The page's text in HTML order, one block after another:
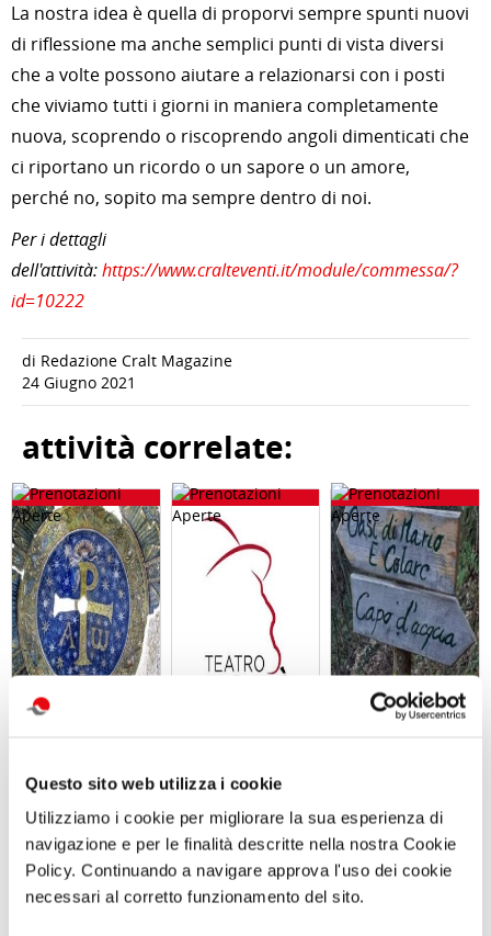
Questo sito web utilizza i cookie
Utilizziamo i cookie per migliorare la sua esperienza di
navigazione e per le finalità descritte nella nostra Cookie
Policy. Continuando a navigare approva l'uso dei cookie
necessari al corretto funzionamento del sito.
La nostra idea è quella di proporvi sempre spunti nuovi
di riflessione ma anche semplici punti di vista diversi
che a volte possono aiutare a relazionarsi con i posti
che viviamo tutti i giorni in maniera completamente
nuova, scoprendo o riscoprendo angoli dimenticati che
ci riportano un ricordo o un sapore o un amore,
perché no, sopito ma sempre dentro di noi.
Per i dettagli
dell'attività:https://www.cralteventi.it/module/commessa/?
id=10222
di Redazione Cralt Magazine
24 Giugno 2021
attività correlate:
DUOMO E
BATTISTERO DI
SAN GIOVANNI
IN FONTE
Domenica 13
Settembre 2026
ore 10:30
2026/2027 AL
Sabato 12
Settembre 2026
ore 10:00